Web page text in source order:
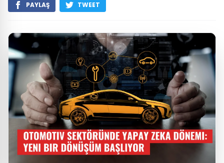
PAYLAŞ TWEET